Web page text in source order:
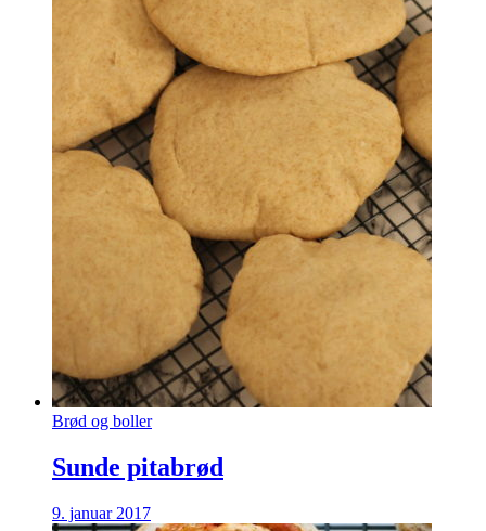
Brød og boller
Sunde pitabrød
9. januar 2017